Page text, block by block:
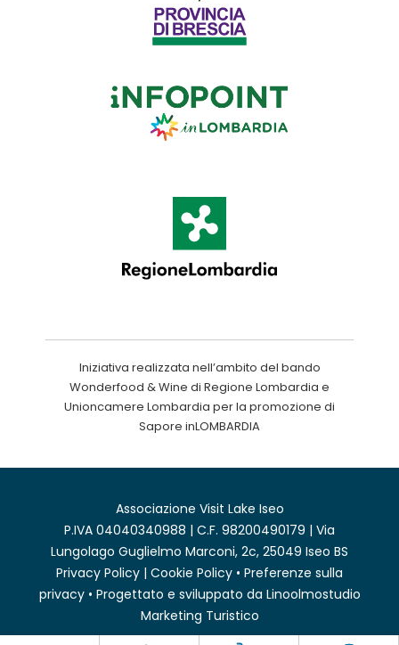
Iniziativa realizzata nell’ambito del bando
Wonderfood & Wine di Regione Lombardia e
Unioncamere Lombardia per la promozione di
Sapore inLOMBARDIA
Associazione Visit Lake Iseo
P.IVA 04040340988 | C.F. 98200490179 | Via
Lungolago Guglielmo Marconi, 2c, 25049 Iseo BS
Privacy Policy | Cookie Policy • Preferenze sulla
privacy• Progettato e sviluppato da Linoolmostudio
Marketing Turistico